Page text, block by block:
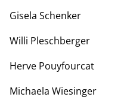
Gisela Schenker
Willi Pleschberger
Herve Pouyfourcat
Michaela Wiesinger